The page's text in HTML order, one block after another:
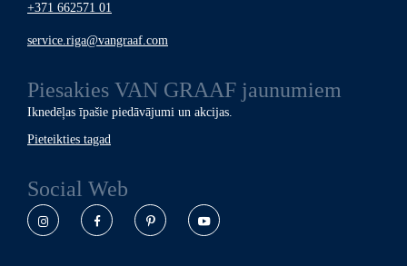
+371 662571 01
service.riga@vangraaf.com
Piesakies VAN GRAAF jaunumiem
Iknedēļas īpašie piedāvājumi un akcijas.
Pieteikties tagad
Social Web
Instagram Facebook Pinterest